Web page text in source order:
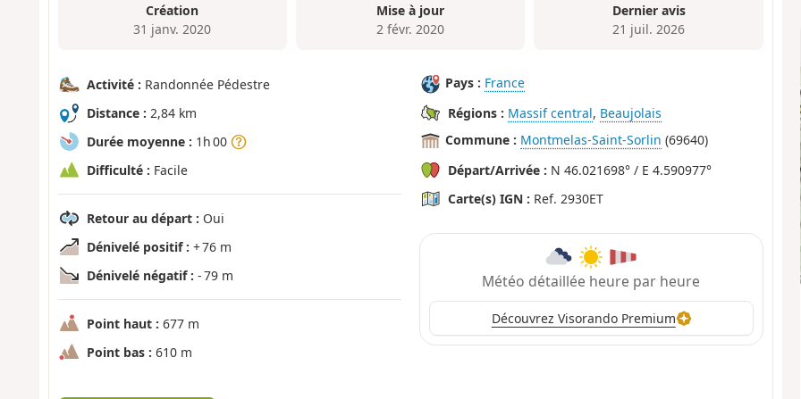
Création
31 janv. 2020
Mise à jour
2 févr. 2020
Dernier avis
21 juil. 2026
Activité : Randonnée Pédestre
Distance : 2,84 km
Durée moyenne : 1h 00
Difficulté : Facile
Retour au départ : Oui
Dénivelé positif : + 76 m
Dénivelé négatif : - 79 m
Point haut : 677 m
Point bas : 610 m
Pays : France
Régions : Massif central, Beaujolais
Commune : Montmelas-Saint-Sorlin (69640)
Départ/Arrivée : N 46.021698° / E 4.590977°
Carte(s) IGN : Ref. 2930ET
Météo détaillée heure par heure
Découvrez Visorando Premium